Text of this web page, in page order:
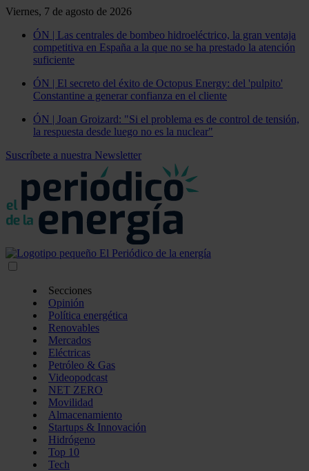
Viernes, 7 de agosto de 2026
ÓN | Las centrales de bombeo hidroeléctrico, la gran ventaja
competitiva en España a la que no se ha prestado la atención
suficiente
ÓN | El secreto del éxito de Octopus Energy: del 'pulpito'
Constantine a generar confianza en el cliente
ÓN | Joan Groizard: "Si el problema es de control de tensión,
la respuesta desde luego no es la nuclear"
Suscríbete a nuestra Newsletter
Secciones
Opinión
Política energética
Renovables
Mercados
Eléctricas
Petróleo & Gas
Videopodcast
NET ZERO
Movilidad
Almacenamiento
Startups & Innovación
Hidrógeno
Top 10
Tech